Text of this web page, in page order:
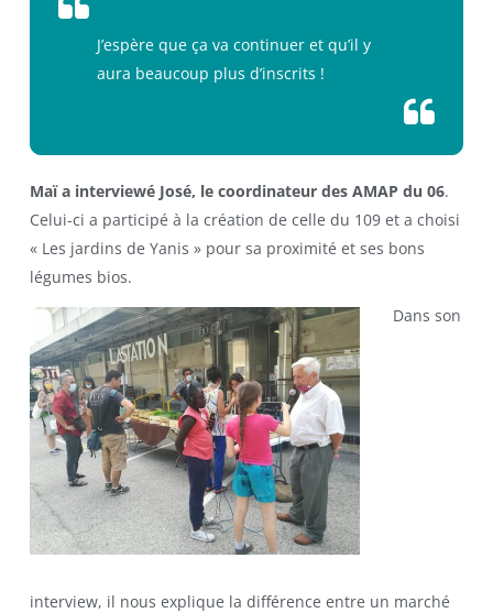
J’espère que ça va continuer et qu’il y
aura beaucoup plus d’inscrits !
Maï a interviewé José, le coordinateur des AMAP du 06.
Celui-ci a participé à la création de celle du 109 et a choisi
« Les jardins de Yanis » pour sa proximité et ses bons
légumes bios.
Dans son
interview, il nous explique la différence entre un marché